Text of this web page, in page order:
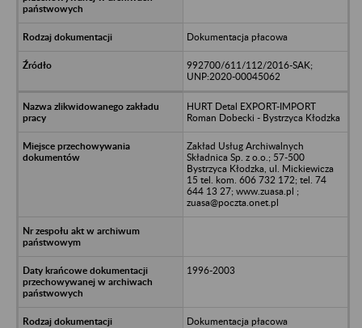
Dokumentacja płacowa
992700/611/112/2016-SAK;
UNP:2020-00045062
HURT Detal EXPORT-IMPORT
Roman Dobecki - Bystrzyca Kłodzka
Zakład Usług Archiwalnych
Składnica Sp. z o.o.; 57-500
Bystrzyca Kłodzka, ul. Mickiewicza
15 tel. kom. 606 732 172; tel. 74
644 13 27; www.zuasa.pl ;
zuasa@poczta.onet.pl
1996-2003
Dokumentacja płacowa